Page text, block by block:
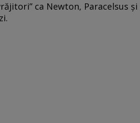
ca Newton, Paracelsus și